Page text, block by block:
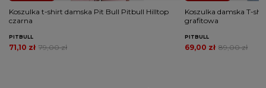
Koszulka t-shirt damska Pit Bull Pitbull Hilltop
czarna
PITBULL
79,00 zł
71,10 zł
Koszulka damska T-
grafitowa
PITBULL
89,00 zł
69,00 zł